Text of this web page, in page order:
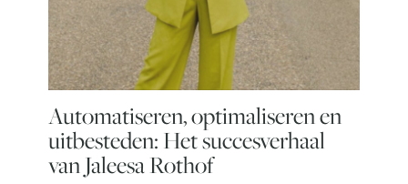
Automatiseren, optimaliseren en
uitbesteden: Het succesverhaal
van Jaleesa Rothof